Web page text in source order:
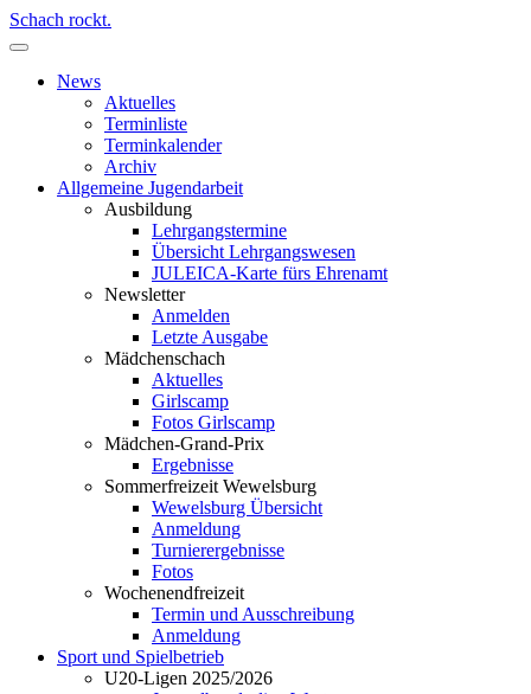
Schach rockt.
News
Aktuelles
Terminliste
Terminkalender
Archiv
Allgemeine Jugendarbeit
Ausbildung
Lehrgangstermine
Übersicht Lehrgangswesen
JULEICA-Karte fürs Ehrenamt
Newsletter
Anmelden
Letzte Ausgabe
Mädchenschach
Aktuelles
Girlscamp
Fotos Girlscamp
Mädchen-Grand-Prix
Ergebnisse
Sommerfreizeit Wewelsburg
Wewelsburg Übersicht
Anmeldung
Turnierergebnisse
Fotos
Wochenendfreizeit
Termin und Ausschreibung
Anmeldung
Sport und Spielbetrieb
U20-Ligen 2025/2026